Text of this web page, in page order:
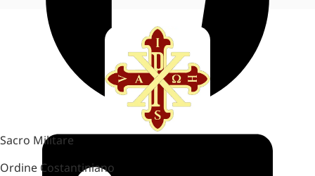
Sacro Militare
Ordine Costantiniano